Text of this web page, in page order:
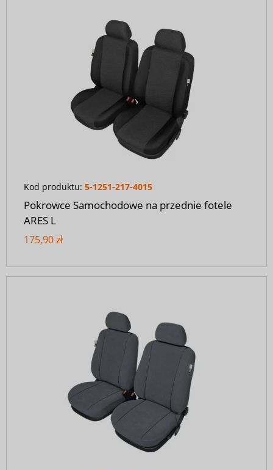
Kod produktu: 5-1251-217-4015
Pokrowce Samochodowe na przednie fotele
ARES L
175,90 zł